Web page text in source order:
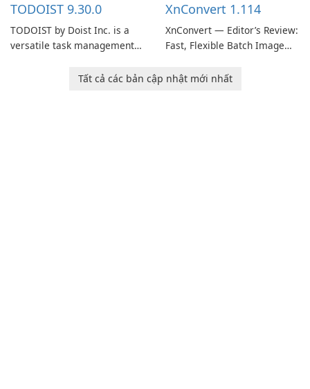
TODOIST 9.30.0
TODOIST by Doist Inc. is a
versatile task management
individuals and teams
XnConvert 1.114
XnConvert — Editor’s Review:
Fast, Flexible Batch Image
macOS and Linux XnConvert
Tất cả các bản cập nhật mới nhất